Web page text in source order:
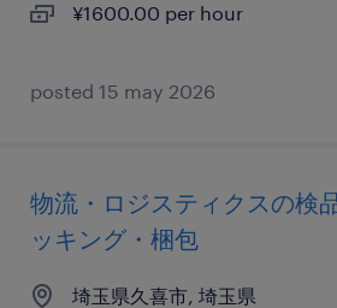
¥1600.00 per hour
posted 15 may 2026
物流・ロジスティクスの検
ッキング・梱包
埼玉県久喜市, 埼玉県